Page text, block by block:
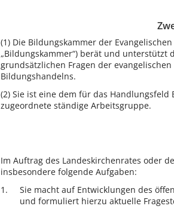
(1) Die Bildungskammer der
„Bildungskammer“) berät und unterstützt
grundsätzlichen Fragen der
Bildungshandelns.
(2) Sie ist eine dem für das Handlungsfeld
zugeordnete ständige Arbeitsgruppe.
Im Auftrag des Landeskirchenrates oder
insbesondere folgende Aufgaben:
Sie macht auf Entwicklungen des
und formuliert hierzu aktuelle